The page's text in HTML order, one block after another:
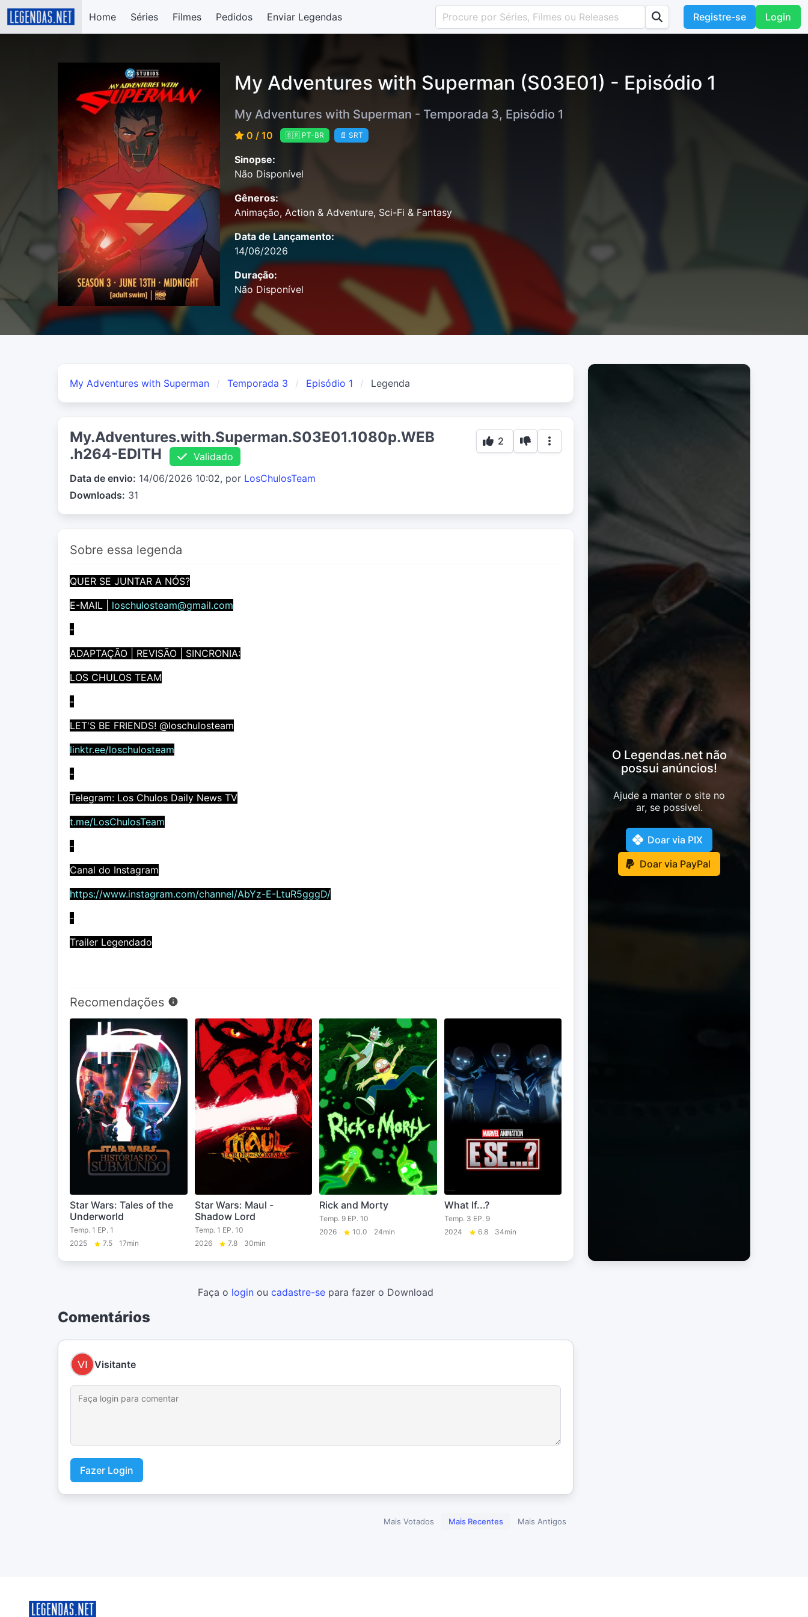
Home Séries Filmes Pedidos Enviar Legendas Registre-se Login
My Adventures with Superman (S03E01) - Episódio 1
My Adventures with Superman - Temporada 3, Episódio 1
0 / 10 🇧🇷 PT-BR 📄 SRT
Sinopse:
Não Disponível
Gêneros:
Animação, Action & Adventure, Sci-Fi & Fantasy
Data de Lançamento:
14/06/2026
Duração:
Não Disponível
My Adventures with Superman Temporada 3 Episódio 1 Legenda
My.Adventures.with.Superman.S03E01.1080p.WEB
.h264-EDITH
Validado
Data de envio: 14/06/2026 10:02, por LosChulosTeam
Downloads: 31
2
Sobre essa legenda
QUER SE JUNTAR A NÓS?
E-MAIL | loschulosteam@gmail.com
-
ADAPTAÇÃO | REVISÃO | SINCRONIA:
LOS CHULOS TEAM
-
LET'S BE FRIENDS! @loschulosteam
linktr.ee/loschulosteam
-
Telegram: Los Chulos Daily News TV
t.me/LosChulosTeam
-
Canal do Instagram
https://www.instagram.com/channel/AbYz-E-LtuR5gggD/
-
Trailer Legendado
Recomendações
Star Wars: Tales of the
Underworld
Temp. 1 EP. 1
2025
7.5 17min
Star Wars: Maul -
Shadow Lord
Temp. 1 EP. 10
2026
7.8 30min
Rick and Morty
Temp. 9 EP. 10
2026
10.0 24min
What If...?
Temp. 3 EP. 9
2024
6.8 34min
O Legendas.net não
possui anúncios!
Ajude a manter o site no
ar, se possivel.
Doar via PIX
Doar via PayPal
Faça o login ou cadastre-se para fazer o Download
Comentários
Visitante
Fazer Login
Mais Votados Mais Recentes Mais Antigos